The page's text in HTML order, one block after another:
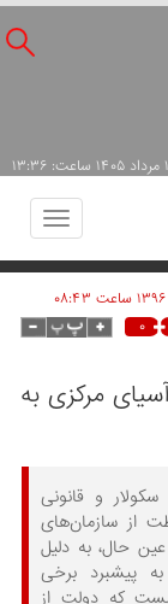
Toggle
۰
مرکزی به
و قانونی
از سازمان‌های
حال، به دلیل
پیشبرد برخی
که دولت از